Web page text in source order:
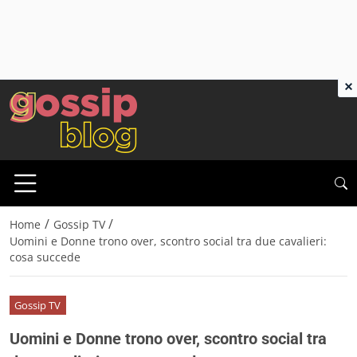
Home / Gossip TV /
Uomini e Donne trono over, scontro social tra due cavalieri:
cosa succede
Gossip TV
Uomini e Donne trono over, scontro social tra
×